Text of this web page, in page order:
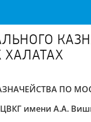
ХАЛАТАХ
ПО
имени А.А.